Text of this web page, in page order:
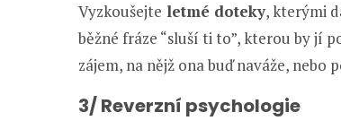
Vyzkoušejte letmé doteky, kterými
běžné fráze “sluší ti to”, kterou by jí
zájem, na nějž ona buď naváže, nebo
3/ Reverzní psychologie